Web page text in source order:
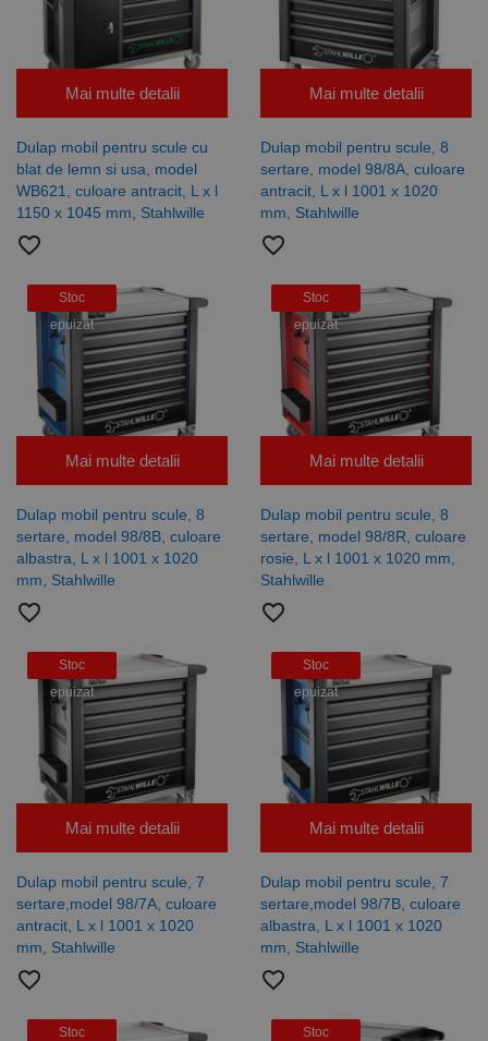
Mai multe detalii
Dulap mobil pentru scule cu
blat de lemn si usa, model
WB621, culoare antracit, L x l
1150 x 1045 mm, Stahlwille
favorite_border
Mai multe detalii
Dulap mobil pentru scule, 8
sertare, model 98/8A, culoare
antracit, L x l 1001 x 1020
mm, Stahlwille
favorite_border
Stoc
epuizat
Mai multe detalii
Dulap mobil pentru scule, 8
sertare, model 98/8B, culoare
albastra, L x l 1001 x 1020
mm, Stahlwille
favorite_border
Stoc
epuizat
Mai multe detalii
Dulap mobil pentru scule, 8
sertare, model 98/8R, culoare
rosie, L x l 1001 x 1020 mm,
Stahlwille
favorite_border
Stoc
epuizat
Mai multe detalii
Dulap mobil pentru scule, 7
sertare,model 98/7A, culoare
antracit, L x l 1001 x 1020
mm, Stahlwille
favorite_border
Stoc
epuizat
Mai multe detalii
Dulap mobil pentru scule, 7
sertare,model 98/7B, culoare
albastra, L x l 1001 x 1020
mm, Stahlwille
favorite_border
Stoc
Stoc